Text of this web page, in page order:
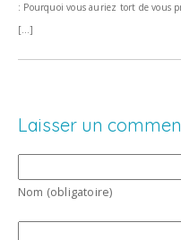
: Pourquoi vous auriez tort de vous
[…]
Laisser un
Nom (obligatoire)